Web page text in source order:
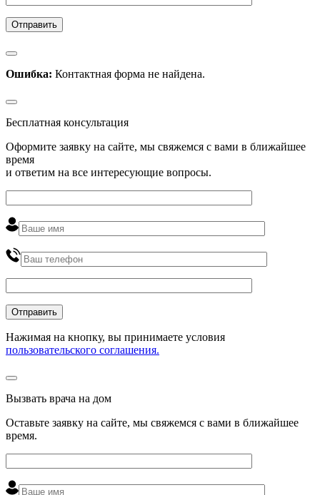
Ошибка: Контактная форма не найдена.
Бесплатная консультация
Оформите заявку на сайте, мы свяжемся с вами в ближайшее
время
и ответим на все интересующие вопросы.
Нажимая на кнопку, вы принимаете условия
пользовательского соглашения.
Вызвать врача на дом
Оставьте заявку на сайте, мы свяжемся с вами в ближайшее
время.